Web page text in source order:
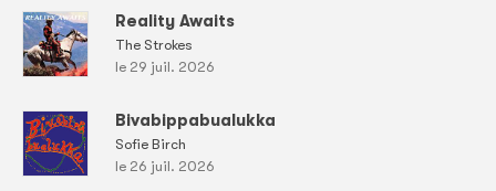
Reality Awaits
The Strokes
le 29 juil. 2026
Bivabippabualukka
Sofie Birch
le 26 juil. 2026